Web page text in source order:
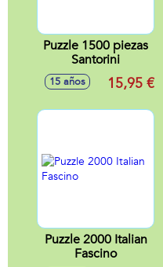
Puzzle 1500 piezas
Santorini
15 años 15,95 €
Puzzle 2000 Italian
Fascino